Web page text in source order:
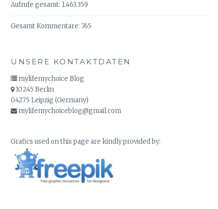
Aufrufe gesamt: 1.463.359
Gesamt Kommentare:765
UNSERE KONTAKTDATEN
mylifemychoice Blog
10245 Berlin
04275 Leipzig (Germany)
mylifemychoiceblog@gmail.com
Grafics used on this page are kindly provided by: